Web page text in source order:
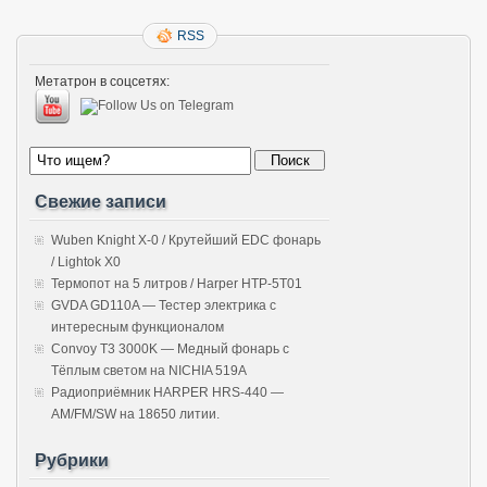
RSS
Метатрон в соцсетях:
Свежие записи
Wuben Knight X-0 / Крутейший EDC фонарь
/ Lightok X0
Термопот на 5 литров / Harper HTP-5T01
GVDA GD110A — Тестер электрика с
интересным функционалом
Convoy T3 3000K — Медный фонарь с
Тёплым светом на NICHIA 519A
Радиоприёмник HARPER HRS-440 —
AM/FM/SW на 18650 литии.
Рубрики